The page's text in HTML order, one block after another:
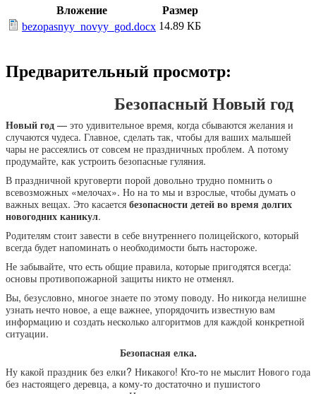
Вложение
Размер
bezopasnyy_novyy_god.docx 14.89 КБ
Предварительный просмотр:
Безопасный Новый год
Новый год — это удивительное время, когда сбываются желания и
случаются чудеса. Главное, сделать так, чтобы для ваших малышей
чары не рассеялись от совсем не праздничных проблем. А потому
продумайте, как устроить безопасные гуляния.
В праздничной круговерти порой довольно трудно помнить о
всевозможных «мелочах». Но на то мы и взрослые, чтобы думать о
важных вещах. Это касается безопасности детей во время долгих
новогодних каникул.
Родителям стоит завести в себе внутреннего полицейского, который
всегда будет напоминать о необходимости быть настороже.
Не забывайте, что есть общие правила, которые пригодятся всегда:
основы противопожарной защиты никто не отменял.
Вы, безусловно, многое знаете по этому поводу. Но никогда нелишне
узнать нечто новое, а еще важнее, упорядочить известную вам
информацию и создать несколько алгоритмов для каждой конкретной
ситуации.
Безопасная елка.
Ну какой праздник без елки? Никакого! Кто-то не мыслит Нового года
без настоящего деревца, а кому-то достаточно и пушистого